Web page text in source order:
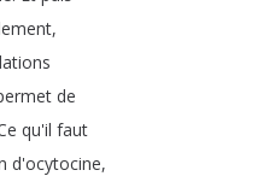
,
de
qu'il faut
d'ocytocine,